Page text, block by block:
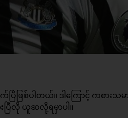
ြစ်ပါတယ်။ ဒါကြောင့် ကစားသမ
ပြီလို ယူဆလို့ရမှာပါ။